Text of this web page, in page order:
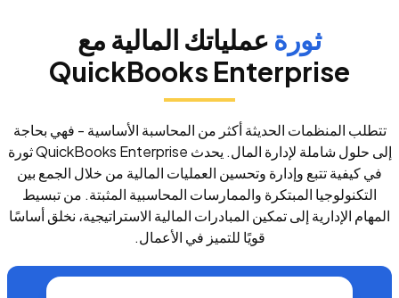
ثورة عملياتك المالية مع
QuickBooks Enterprise
تتطلب المنظمات الحديثة أكثر من المحاسبة الأساسية - فهي بحاجة
إلى حلول شاملة لإدارة المال. يحدث QuickBooks Enterprise ثورة
في كيفية تتبع وإدارة وتحسين العمليات المالية من خلال الجمع بين
التكنولوجيا المبتكرة والممارسات المحاسبية المثبتة. من تبسيط
المهام الإدارية إلى تمكين المبادرات المالية الاستراتيجية، نخلق أساسًا
قويًا للتميز في الأعمال.